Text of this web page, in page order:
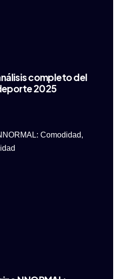
completo del
2025